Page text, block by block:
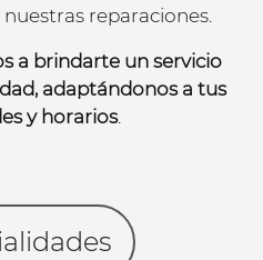
reparaciones.
a brindarte un servicio
adaptándonos a tus
y horarios.